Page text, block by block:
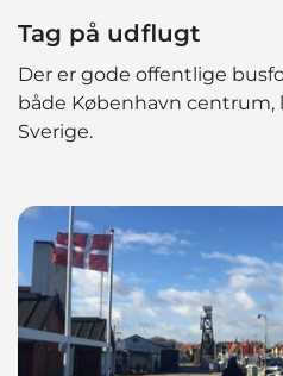
Tag på udflugt
Der er gode offentlige
både København
Sverige.